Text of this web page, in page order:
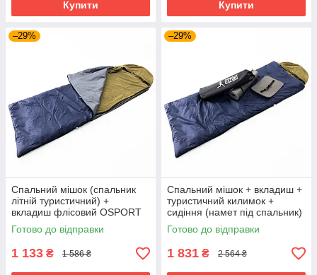
Купити Купити
–29%
Спальний мішок (спальник
літній туристичний) +
вкладиш флісовий OSPORT
Літо 2в1 (ty-0036)
Готово до відправки
1 133 ₴ 1 586 ₴
–29%
Спальний мішок + вкладиш +
туристичний килимок +
сидіння (намет під спальник)
OSPORT Літо 4в1 (ty-0037)
Готово до відправки
1 831 ₴ 2 564 ₴